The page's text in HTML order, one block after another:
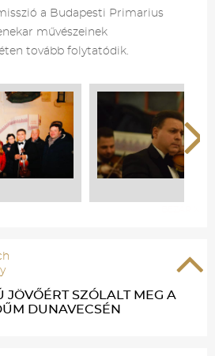
a Budapesti Primarius
művészeinek
tovább folytatódik.
JÖVŐÉRT SZÓLALT MEG A
DUNAVECSÉN